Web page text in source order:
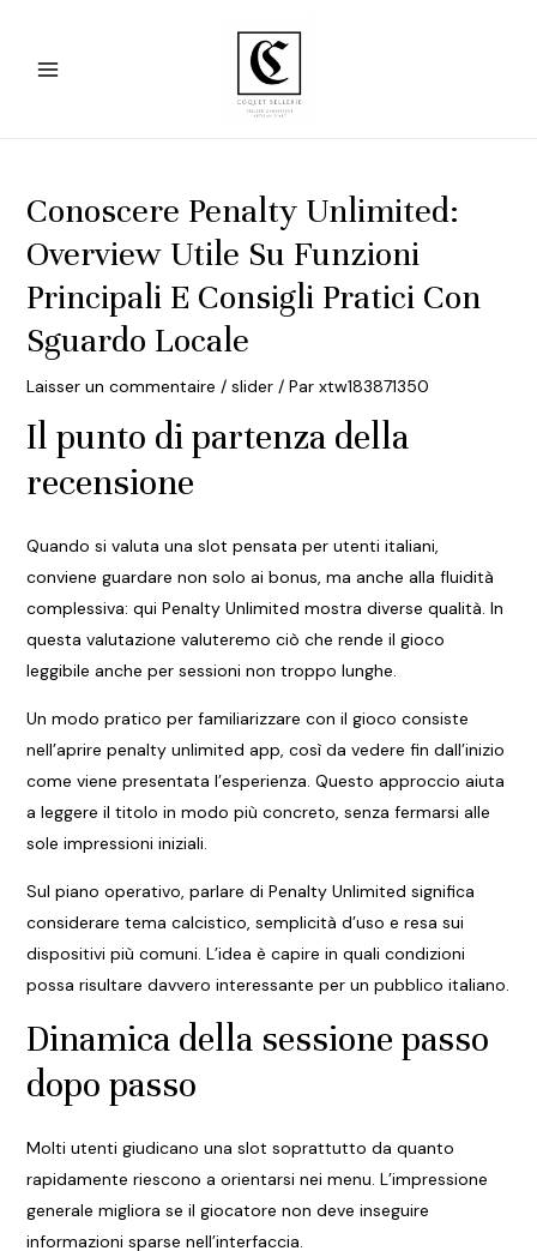
contenu
Conoscere Penalty Unlimited:
Overview Utile Su Funzioni
Principali E Consigli Pratici Con
Sguardo Locale
Laisser un commentaire / slider/ Par xtw183871350
Il punto di partenza della
recensione
Quando si valuta una slot pensata per utenti italiani,
conviene guardare non solo ai bonus, ma anche alla fluidità
complessiva: qui Penalty Unlimited mostra diverse qualità. In
questa valutazione valuteremo ciò che rende il gioco
leggibile anche per sessioni non troppo lunghe.
Un modo pratico per familiarizzare con il gioco consiste
nell’aprire penalty unlimited app, così da vedere fin dall’inizio
come viene presentata l’esperienza. Questo approccio aiuta
a leggere il titolo in modo più concreto, senza fermarsi alle
sole impressioni iniziali.
Sul piano operativo, parlare di Penalty Unlimited significa
considerare tema calcistico, semplicità d’uso e resa sui
dispositivi più comuni. L’idea è capire in quali condizioni
possa risultare davvero interessante per un pubblico italiano.
Dinamica della sessione passo
dopo passo
Molti utenti giudicano una slot soprattutto da quanto
rapidamente riescono a orientarsi nei menu. L’impressione
generale migliora se il giocatore non deve inseguire
informazioni sparse nell’interfaccia.